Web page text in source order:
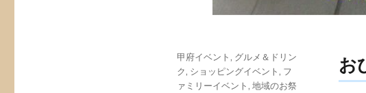
お
投
稿
カ
テ
ゴ
甲府イベント , グルメ＆ドリン
ク, ショッピングイベント , フ
ァミリーイベント , 地域のお祭